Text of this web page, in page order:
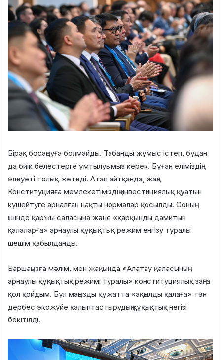
Бірақ босаңсуға болмайды. Табанды жұмыс істеп, бұдан
да биік белестерге ұмтылуымыз керек. Бұған еліміздің
әлеуеті толық жетеді. Атап айтқанда, жаңа
Конституцияға мемлекетіміздің инвестициялық қуатын
күшейтуге арналған нақты нормалар қосылды. Соның
ішінде қаржы саласына және «қарқынды дамитын
қалаларға» арнаулы құқықтық режим енгізу туралы
шешім қабылданды.
Баршаңызға мәлім, мен жақында «Алатау қаласының
арнаулы құқықтық режимі туралы» конституциялық заңға
қол қойдым. Бұл маңызды құжатта «ақылды қалаға» тән
дербес экожүйе қалыптастырудың құқықтық негізі
бекітілді.